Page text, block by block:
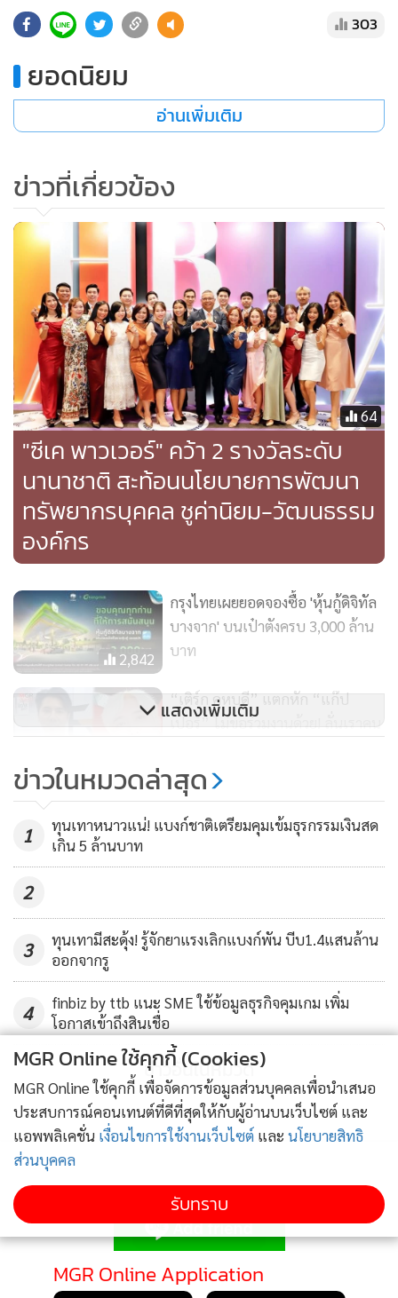
303
ยอดนิยม
อ่านเพิ่มเติม
ข่าวที่เกี่ยวข้อง
64
"ซีเค พาวเวอร์" คว้า 2 รางวัลระดับ
นานาชาติ สะท้อนนโยบายการพัฒนา
ทรัพยากรบุคคล ชูค่านิยม-วัฒนธรรม
องค์กร
2,842
กรุงไทยเผยยอดจองซื้อ 'หุ้นกู้ดิจิทัล
บางจาก' บนเป๋าตังครบ 3,000 ล้าน
บาท
“เติร์ก คหบดี” แตกหัก “แก๊ป
เปอร์” ไม่ขอร่วมงานด้วย! ลั่นเราคน
(คลิป)
182
TMA ชวนองค์กรเจาะลึกลดเสี่ยง
สร้างโอกาสธุรกิจโตอย่างยั่งยืน
แสดงเพิ่มเติม
ข่าวในหมวดล่าสุด
1
ทุนเทาหนาวแน่! แบงก์ชาติเตรียมคุมเข้มธุรกรรมเงินสด
เกิน 5 ล้านบาท
2
3
ทุนเทามีสะดุ้ง! รู้จักยาแรงเลิกแบงก์พัน บีบ1.4แสนล้าน
ออกจากรู
4
finbiz by ttb แนะ SME ใช้ข้อมูลธุรกิจคุมเกม เพิ่ม
โอกาสเข้าถึงสินเชื่อ
ข่าวอื่นในหมวด
ติดตามข่าวสารผ่านทาง LINE
MGR Online Application
MGR Online ใช้คุกกี้ (Cookies)
MGR Online ใช้คุกกี้ เพื่อจัดการข้อมูลส่วนบุคคลเพื่อนำเสนอ
ประสบการณ์คอนเทนต์ที่ดีที่สุดให้กับผู้อ่านบนเว็บไซต์ และ
แอพพลิเคชั่น เงื่อนไขการใช้งานเว็บไซต์ และ นโยบายสิทธิ
ส่วนบุคคล
รับทราบ